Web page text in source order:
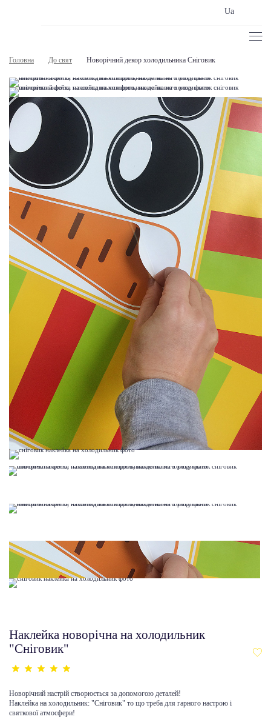
Ua
Головна До свят Новорічний декор холодильника Сніговик
Наклейка новорічна на холодильник
"Сніговик"
Новорічний настрій створюється за допомогою деталей!
Наклейка на холодильник: "Сніговик" то що треба для гарного настрою і
святкової атмосфери!